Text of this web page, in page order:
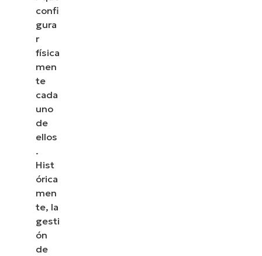
confi
gura
r
física
men
te
cada
uno
de
ellos
.
Hist
órica
men
te, la
gesti
ón
de